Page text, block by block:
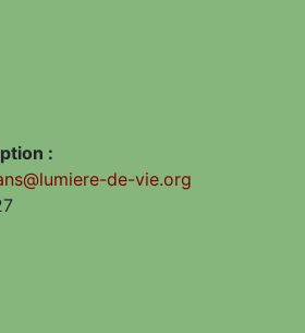
:
de-vie.org